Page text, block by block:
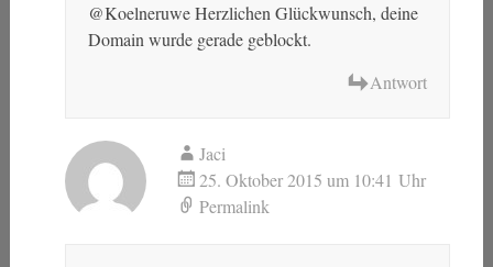
@Koelneruwe Herzlichen Glückwunsch, deine
Domain wurde gerade geblockt.
Antwort
Jaci
25. Oktober 2015 um 10:41 Uhr
Permalink